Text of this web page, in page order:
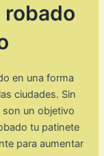
robado
en una forma
ciudades. Sin
un objetivo
tu patinete
para aumentar